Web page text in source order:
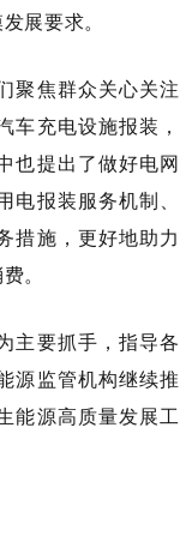
展要求。
聚焦群众关心关注
车充电设施报装，
也提出了做好电网
报装服务机制、
措施，更好地助力
。
主要抓手，指导各
源监管机构继续推
能源高质量发展工